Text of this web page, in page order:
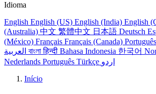
Idioma
English English (US) English (India) English
(Australia) 中文 繁體中文 日本語 Deutsch
(México) Français Français (Canada)
বাংলাहिन्दी Bahasa Indonesia 한국어
Nederlands Português Türkçe اردو
Início